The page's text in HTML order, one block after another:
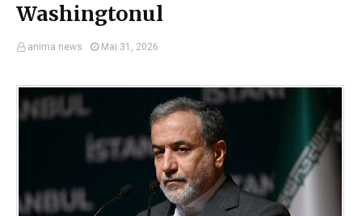
Washingtonul
anima news Mai 31, 2026